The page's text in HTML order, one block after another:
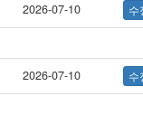
2026-07-10
2026-07-10